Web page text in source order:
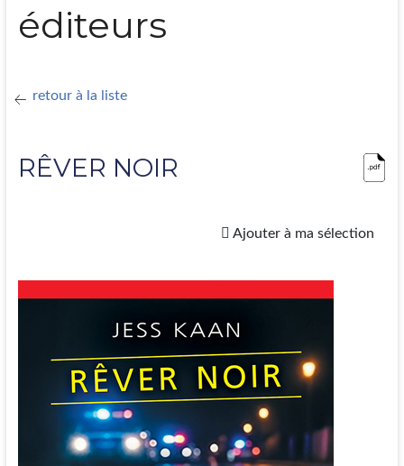
éditeurs
retour à la liste
RÊVER NOIR
Ajouter à ma sélection